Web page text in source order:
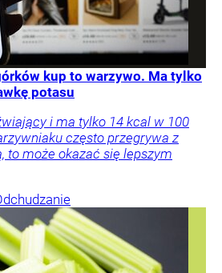
kup to warzywo. Ma tylko
potasu
i ma tylko 14 kcal w 100
często przegrywa z
to może okazać się lepszym